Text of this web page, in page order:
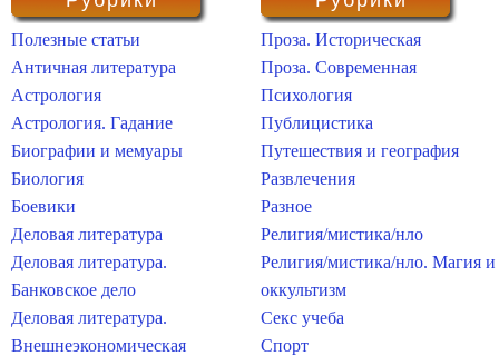
Полезные статьи
Античная литература
Астрология
Астрология. Гадание
Биографии и мемуары
Биология
Боевики
Деловая литература
Деловая литература.
Банковское дело
Деловая литература.
Внешнеэкономическая
Проза. Историческая
Проза. Современная
Психология
Публицистика
Путешествия и география
Развлечения
Разное
Религия/мистика/нло
Религия/мистика/нло. Магия и
оккультизм
Секс учеба
Спорт